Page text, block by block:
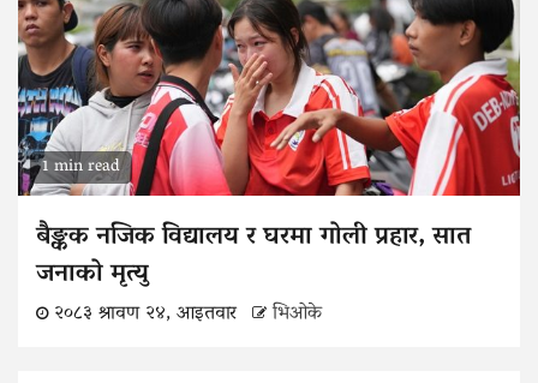
1 min read
बैङ्कक नजिक विद्यालय र घरमा गोली प्रहार, सात
जनाको मृत्यु
२०८३ श्रावण २४, आइतवार भिओके